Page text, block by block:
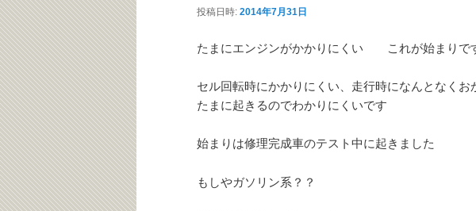
ツ
へ
へ
投稿日時: 2014年7月31日
たまにエンジンがかかりにくい これが始まりで
セル回転時にかかりにくい、走行時になんとなくお
たまに起きるのでわかりにくいです
始まりは修理完成車のテスト中に起きました
もしやガソリン系？？